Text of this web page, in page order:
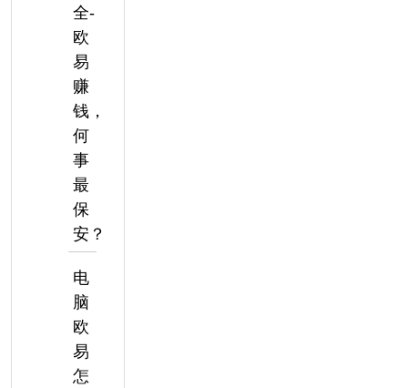
全-
欧
易
赚
钱，
何
事
最
保
安？
电
脑
欧
易
怎